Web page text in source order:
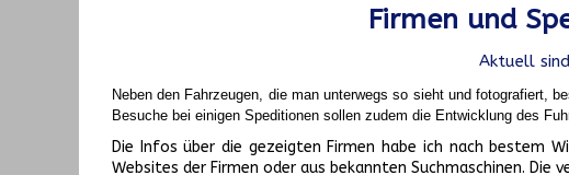
Firmen und
Aktuell sind
Neben den Fahrzeugen, die man unterwegs so sieht und fotografiert,
Besuche bei einigen Speditionen sollen zudem die Entwicklung des
Die Infos über die gezeigten Firmen habe ich nach bestem
Websites der Firmen oder aus bekannten Suchmaschinen. Die